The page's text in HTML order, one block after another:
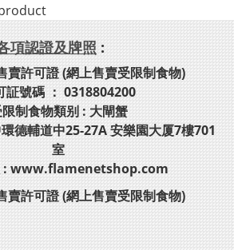
項認證及牌照 :
賣許可證 (網上售賣受限制食物)
証號碼 ： 0318804200
限制食物類别 : 大閘蟹
德輔道中25-27A 安樂園大厦7樓701
室
: www.flamenetshop.com
賣許可證 (網上售賣受限制食物)